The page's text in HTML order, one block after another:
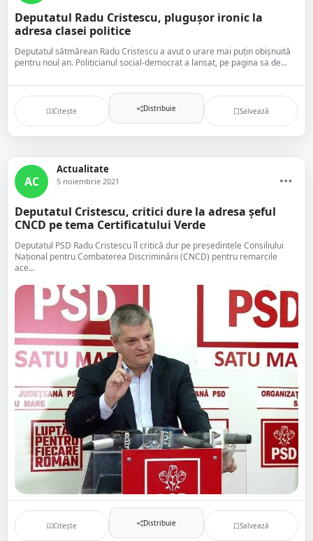
Deputatul Radu Cristescu, plugușor ironic la
adresa clasei politice
Deputatul sătmărean Radu Cristescu a avut o urare mai puțin obișnuită
pentru noul an. Politicianul social-democrat a lansat, pe pagina sa de...
Citește Distribuie Salvează
AC
Actualitate
5 noiembrie 2021
Deputatul Cristescu, critici dure la adresa șeful
CNCD pe tema Certificatului Verde
Deputatul PSD Radu Cristescu îl critică dur pe președintele Consiliului
Național pentru Combaterea Discriminării (CNCD) pentru remarcile
ace...
Citește Distribuie Salvează